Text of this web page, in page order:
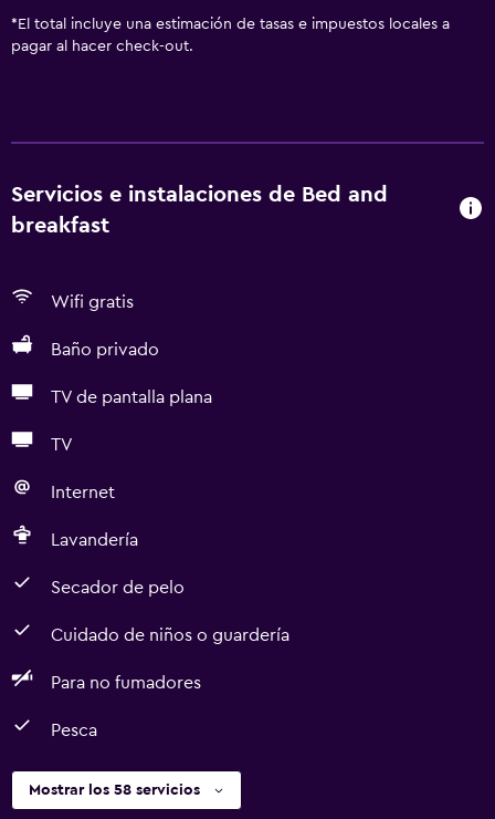
* El total incluye una estimación de tasas e impuestos locales a
pagar al hacer check-out.
Servicios e instalaciones de Bed and
breakfast
Wifi gratis
Baño privado
TV de pantalla plana
TV
Internet
Lavandería
Secador de pelo
Cuidado de niños o guardería
Para no fumadores
Pesca
Mostrar los 58 servicios